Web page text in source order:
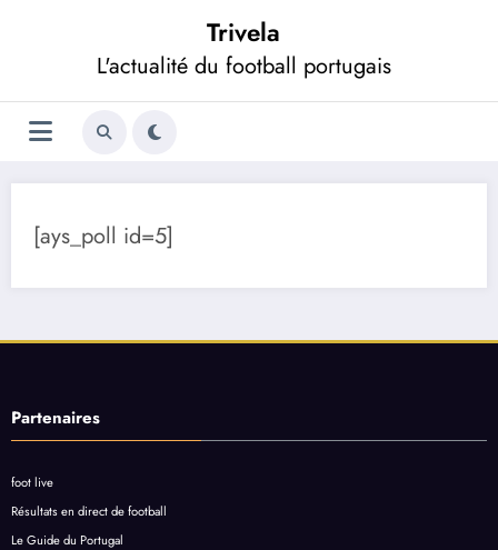
Trivela
L'actualité du football portugais
[ays_poll id=5]
Partenaires
foot live
Résultats en direct de football
Le Guide du Portugal